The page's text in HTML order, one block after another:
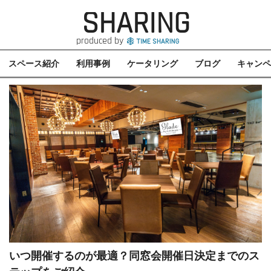
SHARING
produced by
スペース紹介 利用事例 ケータリング ブログ キャン
いつ開催するのが最適？同窓会開催日決定までのス